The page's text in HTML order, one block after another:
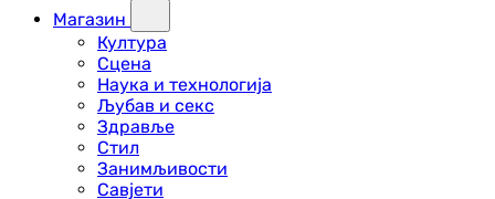
Магазин
Култура
Сцена
Наука и технологија
Љубав и секс
Здравље
Стил
Занимљивости
Савјети